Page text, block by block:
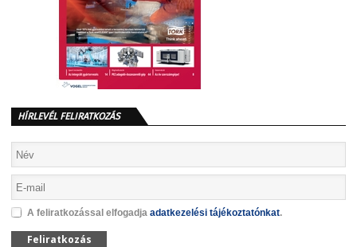
HÍRLEVÉL FELIRATKOZÁS
A feliratkozással elfogadja adatkezelési tájékoztatónkat.
Feliratkozás